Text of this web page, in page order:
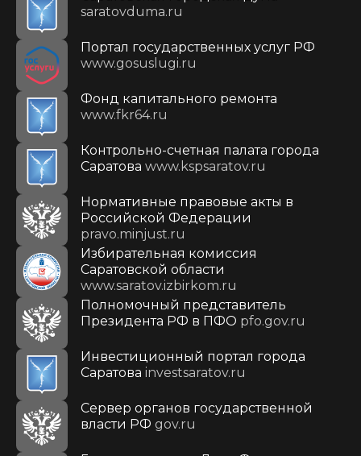
saratovduma.ru
Портал государственных услуг РФ
www.gosuslugi.ru
Фонд капитального ремонта
www.fkr64.ru
Контрольно-счетная палата города
Саратова www.kspsaratov.ru
Нормативные правовые акты в
Российской Федерации
pravo.minjust.ru
Избирательная комиссия
Саратовской области
www.saratov.izbirkom.ru
Полномочный представитель
Президента РФ в ПФО pfo.gov.ru
Инвестиционный портал города
Саратова investsaratov.ru
Сервер органов государственной
власти РФ gov.ru